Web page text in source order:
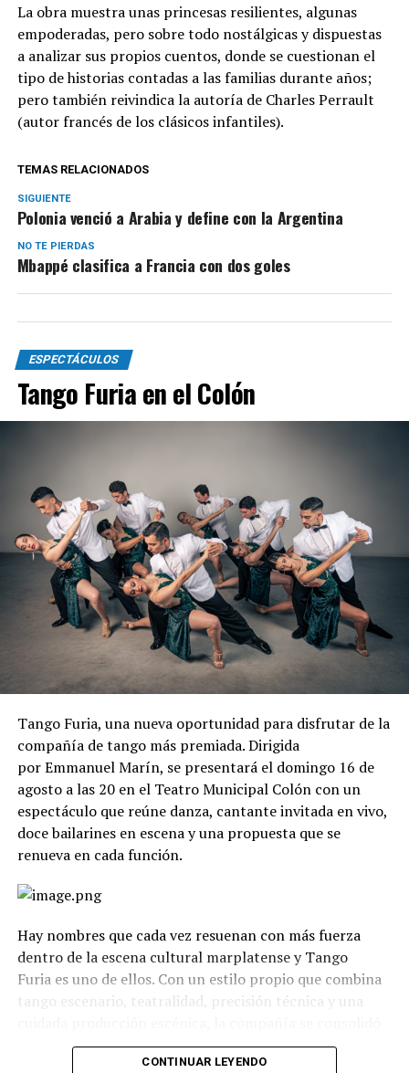
La obra muestra unas princesas resilientes, algunas
empoderadas, pero sobre todo nostálgicas y dispuestas
a analizar sus propios cuentos, donde se cuestionan el
tipo de historias contadas a las familias durante años;
pero también reivindica la autoría de Charles Perrault
(autor francés de los clásicos infantiles).
TEMAS RELACIONADOS
SIGUIENTE
Polonia venció a Arabia y define con la Argentina
NO TE PIERDAS
Mbappé clasifica a Francia con dos goles
ESPECTÁCULOS
Tango Furia en el Colón
Tango Furia, una nueva oportunidad para disfrutar de la
compañía de tango más premiada. Dirigida
por Emmanuel Marín, se presentará el domingo 16 de
agosto a las 20 en el Teatro Municipal Colón con un
espectáculo que reúne danza, cantante invitada en vivo,
doce bailarines en escena y una propuesta que se
renueva en cada función.
Hay nombres que cada vez resuenan con más fuerza
dentro de la escena cultural marplatense y Tango
Furia es uno de ellos. Con un estilo propio que combina
tango escenario, teatralidad, precisión técnica y una
como uno de los grandes referentes del género en el
CONTINUAR LEYENDO